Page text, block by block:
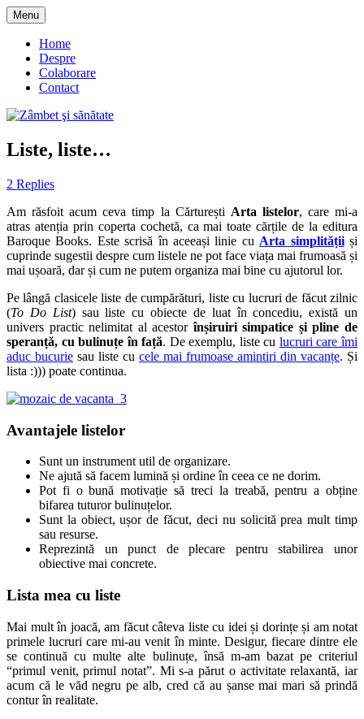
Skip
to
content
Zâmbet şi sănătate
Menu
Home
Despre
Colaborare
Contact
Liste, liste…
2 Replies
Am răsfoit acum ceva timp la Cărturești Arta listelor, care mi-a
atras atenția prin coperta cochetă, ca mai toate cărțile de la editura
Baroque Books. Este scrisă în aceeași linie cu Arta simplitățiiși
cuprinde sugestii despre cum listele ne pot face viața mai frumoasă și
mai ușoară, dar și cum ne putem organiza mai bine cu ajutorul lor.
Pe lângă clasicele liste de cumpărături, liste cu lucruri de făcut zilnic
(To Do List) sau liste cu obiecte de luat în concediu, există un
univers practic nelimitat al acestorînșiruiri simpatice și pline de
speranță, cu bulinuțe în față. De exemplu, liste cu lucruri care îmi
aduc bucurie sau liste cu cele mai frumoase amintiri din vacanțe. Și
lista :))) poate continua.
Avantajele listelor
Sunt un instrument util de organizare.
Ne ajută să facem lumină și ordine în ceea ce ne dorim.
Pot fi o bună motivație să treci la treabă, pentru a obține
bifarea tuturor bulinuțelor.
Sunt la obiect, ușor de făcut, deci nu solicită prea mult timp
sau resurse.
Reprezintă un punct de plecare pentru stabilirea unor
obiective mai concrete.
Lista mea cu liste
Mai mult în joacă, am făcut câteva liste cu idei și dorințe și am notat
primele lucruri care mi-au venit în minte. Desigur, fiecare dintre ele
se continuă cu multe alte bulinuțe, însă m-am bazat pe criteriul
“primul venit, primul notat”. Mi s-a părut o activitate relaxantă, iar
acum că le văd negru pe alb, cred că au șanse mai mari să prindă
contur în realitate.